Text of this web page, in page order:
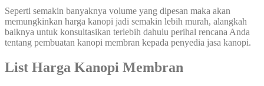
Seperti semakin banyaknya volume yang dipesan maka akan
memungkinkan harga kanopi jadi semakin lebih murah, alangkah
baiknya untuk konsultasikan terlebih dahulu perihal rencana Anda
tentang pembuatan kanopi membran kepada penyedia jasa kanopi.
List Harga Kanopi Membran